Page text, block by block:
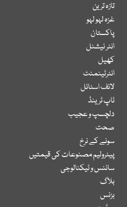
تازہ ترین
غزہ لہو لہو
پاکستان
انٹر نیشنل
کھیل
انٹرٹینمنٹ
لائف اسٹائل
ٹاپ ٹرینڈ
دلچسپ و عجیب
صحت
سونے کے نرخ
پیٹرولیم مصنوعات کی قیمتیں
سائنس و ٹیکنالوجی
بلاگ
بزنس